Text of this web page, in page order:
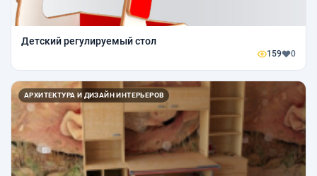
Детский регулируемый стол
159 0
АРХИТЕКТУРА И ДИЗАЙН ИНТЕРЬЕРОВ